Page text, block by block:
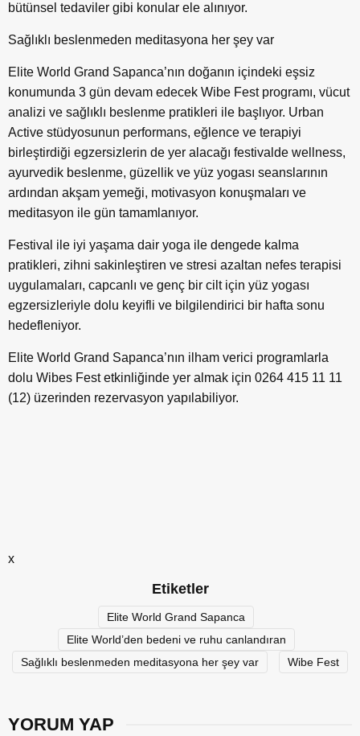
bütünsel tedaviler gibi konular ele alınıyor.
Sağlıklı beslenmeden meditasyona her şey var
Elite World Grand Sapanca’nın doğanın içindeki eşsiz
konumunda 3 gün devam edecek Wibe Fest programı, vücut
analizi ve sağlıklı beslenme pratikleri ile başlıyor. Urban
Active stüdyosunun performans, eğlence ve terapiyi
birleştirdiği egzersizlerin de yer alacağı festivalde wellness,
ayurvedik beslenme, güzellik ve yüz yogası seanslarının
ardından akşam yemeği, motivasyon konuşmaları ve
meditasyon ile gün tamamlanıyor.
Festival ile iyi yaşama dair yoga ile dengede kalma
pratikleri, zihni sakinleştiren ve stresi azaltan nefes terapisi
uygulamaları, capcanlı ve genç bir cilt için yüz yogası
egzersizleriyle dolu keyifli ve bilgilendirici bir hafta sonu
hedefleniyor.
Elite World Grand Sapanca’nın ilham verici programlarla
dolu Wibes Fest etkinliğinde yer almak için 0264 415 11 11
(12) üzerinden rezervasyon yapılabiliyor.
x
Etiketler
Elite World Grand Sapanca
Elite World’den bedeni ve ruhu canlandıran
Sağlıklı beslenmeden meditasyona her şey var
Wibe Fest
YORUM YAP